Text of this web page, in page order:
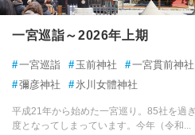
一宮巡詣～2026年上期
#一宮巡詣 # 玉前神社 #一宮貫前神社
#彌彦神社 # 氷川女體神社
平成21年から始めた一宮巡り。85社を過
度となってしまっています。今年（令和...